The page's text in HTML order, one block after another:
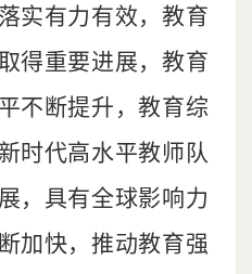
实有力有效，教育
得重要进展，教育
不断提升，教育综
时代高水平教师队
，具有全球影响力
加快，推动教育强